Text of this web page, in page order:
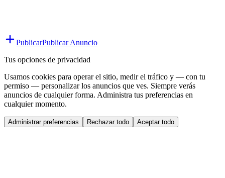
PublicarPublicar Anuncio
Tus opciones de privacidad
Usamos cookies para operar el sitio, medir el tráfico y — con tu
permiso — personalizar los anuncios que ves. Siempre verás
anuncios de cualquier forma. Administra tus preferencias en
cualquier momento.
Administrar preferencias Rechazar todo Aceptar todo